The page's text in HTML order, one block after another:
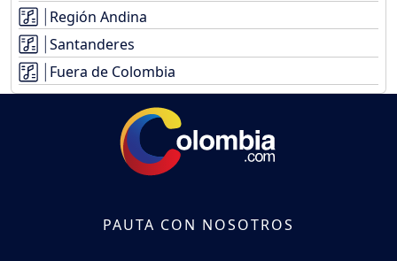
Región Andina
Santanderes
Fuera de Colombia
PAUTA CON NOSOTROS